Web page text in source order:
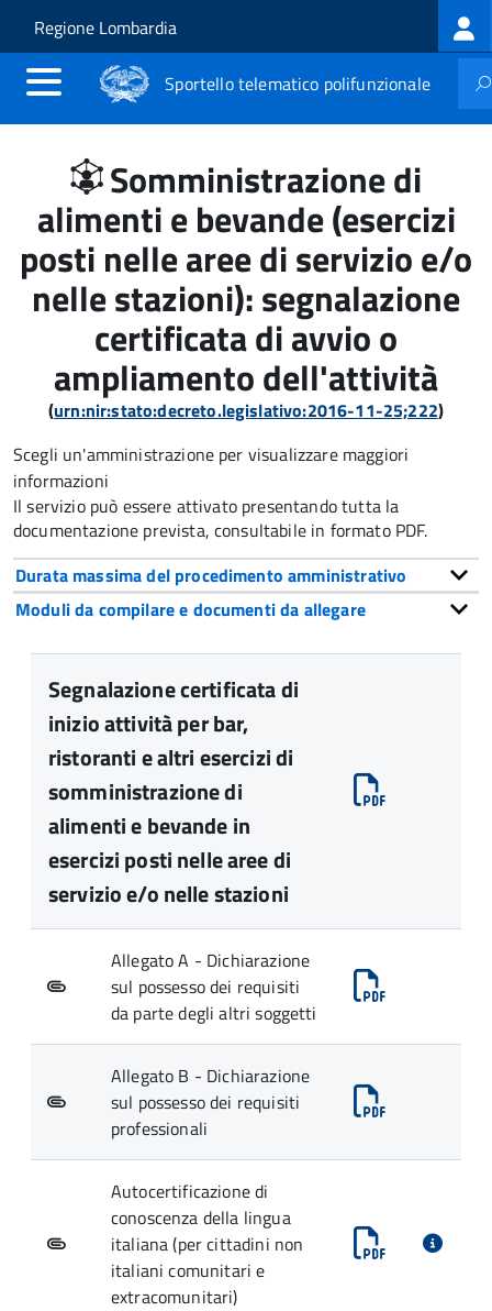
Salta al contenuto principale
Skip to site navigation
Regione Lombardia
Sportello telematico polifunzionale
Somministrazione di
alimenti e bevande (esercizi
posti nelle aree di servizio e/o
nelle stazioni): segnalazione
certificata di avvio o
ampliamento dell'attività
(urn:nir:stato:decreto.legislativo:2016-11-25;222)
Scegli un'amministrazione per visualizzare maggiori
informazioni
Il servizio può essere attivato presentando tutta la
documentazione prevista, consultabile in formato PDF.
Durata massima del procedimento amministrativo
Moduli da compilare e documenti da allegare
Segnalazione certificata di
inizio attività per bar,
ristoranti e altri esercizi di
somministrazione di
alimenti e bevande in
esercizi posti nelle aree di
servizio e/o nelle stazioni
Allegato A - Dichiarazione
sul possesso dei requisiti
da parte degli altri soggetti
Allegato B - Dichiarazione
sul possesso dei requisiti
professionali
Autocertificazione di
conoscenza della lingua
italiana (per cittadini non
italiani comunitari e
extracomunitari)